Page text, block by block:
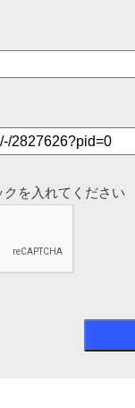
を入れてください